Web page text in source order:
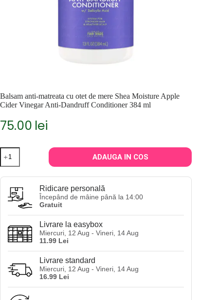
Balsam anti-matreata cu otet de mere Shea Moisture Apple
Cider Vinegar Anti-Dandruff Conditioner 384 ml
75.00 lei
Cantitate
Balsam
anti-
matreata
Shea
Moisture
Apple
Cider
Vinegar
Dandruff
Conditioner
ADAUGA IN COS
Ridicare personală
Începând de mâine până la 14:00
Gratuit
Livrare la easybox
Miercuri, 12 Aug - Vineri, 14 Aug
11.99 Lei
Livrare standard
Miercuri, 12 Aug - Vineri, 14 Aug
16.99 Lei